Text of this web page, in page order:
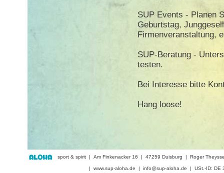
SUP Events - Planen
Geburtstag,
Firmenveranstaltung,
SUP-Beratung -
testen.
Bei Interesse bitte
Hang loose!
sport & spirit | Am Finkenacker 16 | 47259 Duisburg | Roger
| www.sup-aloha.de | info@sup-aloha.de | USt.-ID: DE